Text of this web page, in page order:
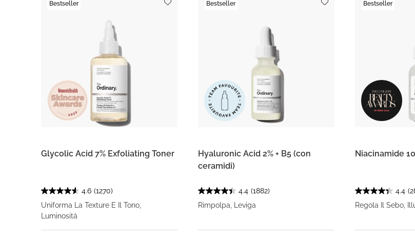
Bestseller
Glycolic Acid 7% Exfoliating Toner
4.6 (1270)
Uniforma La Texture E Il Tono,
Luminosità
Bestseller
Hyaluronic Acid 2% + B5 (con
ceramidi)
4.4 (1882)
Rimpolpa, Leviga
Bestseller
Niacinamide
4.4
Regola Il Sebo,